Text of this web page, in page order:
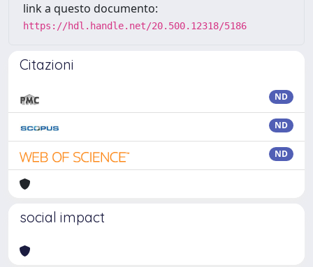
link a questo documento:
https://hdl.handle.net/20.500.12318/5186
Citazioni
ND
ND
ND
social impact